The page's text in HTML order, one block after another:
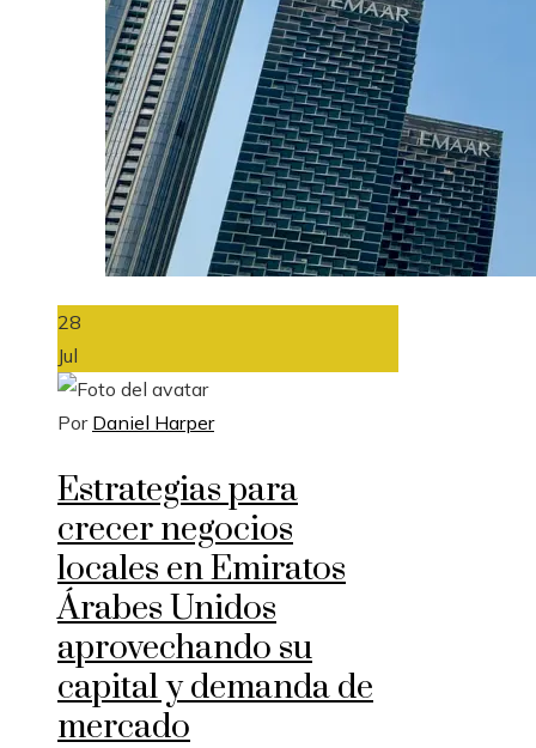
28
Jul
Por Daniel Harper
Estrategias para
crecer negocios
locales en Emiratos
Árabes Unidos
aprovechando su
capital y demanda de
mercado